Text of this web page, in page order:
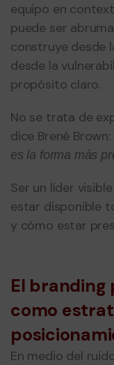
equipo en
puede ser
construye desde
desde la
propósito claro.
No se trata de
dice Brené Brown:
es la forma más
Ser un líder
estar disponible
y cómo estar
El branding
como
En medio del